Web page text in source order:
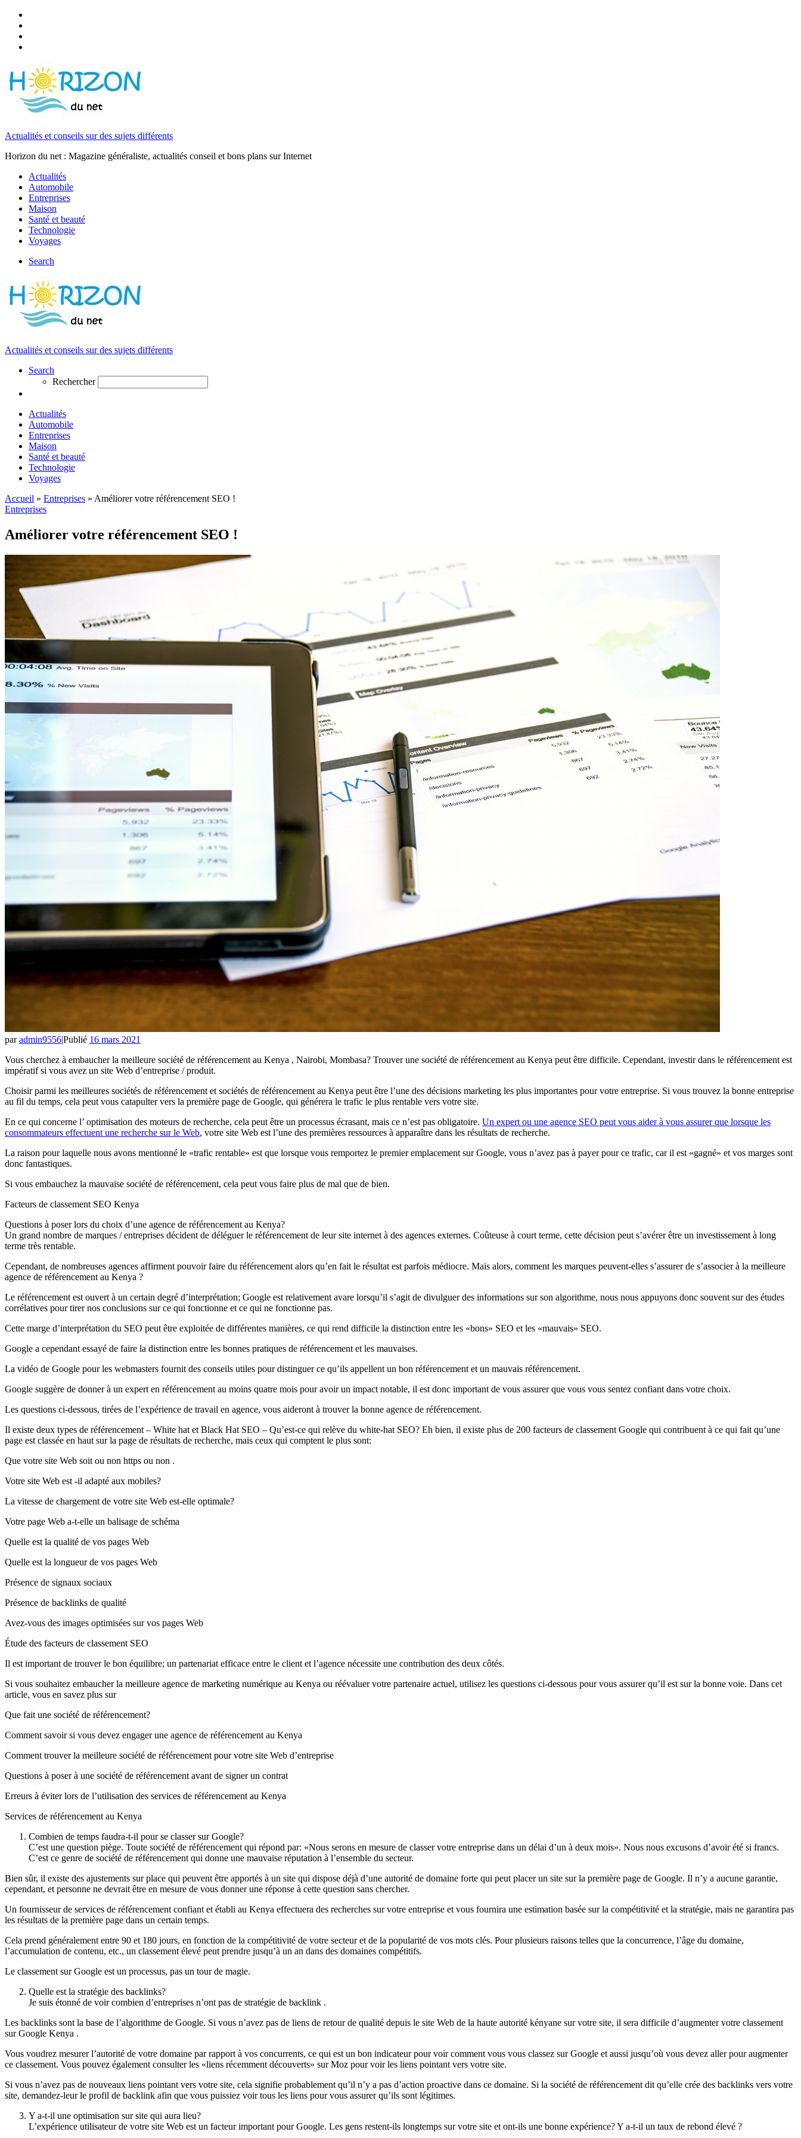
Actualités et conseils sur des sujets différents
Horizon du net : Magazine généraliste, actualités conseil et bons plans sur Internet
Actualités
Automobile
Entreprises
Maison
Santé et beauté
Technologie
Voyages
Search
Actualités et conseils sur des sujets différents
Search
Rechercher
Actualités
Automobile
Entreprises
Maison
Santé et beauté
Technologie
Voyages
Accueil » Entreprises » Améliorer votre référencement SEO !
Entreprises
Améliorer votre référencement SEO !
paradmin9556|Publié 16 mars 2021
Vous cherchez à embaucher la meilleure société de référencement au Kenya , Nairobi, Mombasa? Trouver une société de référencement au Kenya peut être difficile. Cependant, investir dans le référencement est
impératif si vous avez un site Web d’entreprise / produit.
Choisir parmi les meilleures sociétés de référencement et sociétés de référencement au Kenya peut être l’une des décisions marketing les plus importantes pour votre entreprise. Si vous trouvez la bonne entreprise
au fil du temps, cela peut vous catapulter vers la première page de Google, qui générera le trafic le plus rentable vers votre site.
En ce qui concerne l’ optimisation des moteurs de recherche, cela peut être un processus écrasant, mais ce n’est pas obligatoire. Un expert ou une agence SEO peut vous aider à vous assurer que lorsque les
consommateurs effectuent une recherche sur le Web, votre site Web est l’une des premières ressources à apparaître dans les résultats de recherche.
La raison pour laquelle nous avons mentionné le «trafic rentable» est que lorsque vous remportez le premier emplacement sur Google, vous n’avez pas à payer pour ce trafic, car il est «gagné» et vos marges sont
donc fantastiques.
Si vous embauchez la mauvaise société de référencement, cela peut vous faire plus de mal que de bien.
Facteurs de classement SEO Kenya
Questions à poser lors du choix d’une agence de référencement au Kenya?
Un grand nombre de marques / entreprises décident de déléguer le référencement de leur site internet à des agences externes. Coûteuse à court terme, cette décision peut s’avérer être un investissement à long
terme très rentable.
Cependant, de nombreuses agences affirment pouvoir faire du référencement alors qu’en fait le résultat est parfois médiocre. Mais alors, comment les marques peuvent-elles s’assurer de s’associer à la meilleure
agence de référencement au Kenya ?
Le référencement est ouvert à un certain degré d’interprétation; Google est relativement avare lorsqu’il s’agit de divulguer des informations sur son algorithme, nous nous appuyons donc souvent sur des études
corrélatives pour tirer nos conclusions sur ce qui fonctionne et ce qui ne fonctionne pas.
Cette marge d’interprétation du SEO peut être exploitée de différentes manières, ce qui rend difficile la distinction entre les «bons» SEO et les «mauvais» SEO.
Google a cependant essayé de faire la distinction entre les bonnes pratiques de référencement et les mauvaises.
La vidéo de Google pour les webmasters fournit des conseils utiles pour distinguer ce qu’ils appellent un bon référencement et un mauvais référencement.
Google suggère de donner à un expert en référencement au moins quatre mois pour avoir un impact notable, il est donc important de vous assurer que vous vous sentez confiant dans votre choix.
Les questions ci-dessous, tirées de l’expérience de travail en agence, vous aideront à trouver la bonne agence de référencement.
Il existe deux types de référencement – White hat et Black Hat SEO – Qu’est-ce qui relève du white-hat SEO? Eh bien, il existe plus de 200 facteurs de classement Google qui contribuent à ce qui fait qu’une
page est classée en haut sur la page de résultats de recherche, mais ceux qui comptent le plus sont:
Que votre site Web soit ou non https ou non .
Votre site Web est -il adapté aux mobiles?
La vitesse de chargement de votre site Web est-elle optimale?
Votre page Web a-t-elle un balisage de schéma
Quelle est la qualité de vos pages Web
Quelle est la longueur de vos pages Web
Présence de signaux sociaux
Présence de backlinks de qualité
Avez-vous des images optimisées sur vos pages Web
Étude des facteurs de classement SEO
Il est important de trouver le bon équilibre; un partenariat efficace entre le client et l’agence nécessite une contribution des deux côtés.
Si vous souhaitez embaucher la meilleure agence de marketing numérique au Kenya ou réévaluer votre partenaire actuel, utilisez les questions ci-dessous pour vous assurer qu’il est sur la bonne voie. Dans cet
article, vous en savez plus sur
Que fait une société de référencement?
Comment savoir si vous devez engager une agence de référencement au Kenya
Comment trouver la meilleure société de référencement pour votre site Web d’entreprise
Questions à poser à une société de référencement avant de signer un contrat
Erreurs à éviter lors de l’utilisation des services de référencement au Kenya
Services de référencement au Kenya
Combien de temps faudra-t-il pour se classer sur Google?
C’est une question piège. Toute société de référencement qui répond par: «Nous serons en mesure de classer votre entreprise dans un délai d’un à deux mois». Nous nous excusons d’avoir été si francs.
C’est ce genre de société de référencement qui donne une mauvaise réputation à l’ensemble du secteur.
Bien sûr, il existe des ajustements sur place qui peuvent être apportés à un site qui dispose déjà d’une autorité de domaine forte qui peut placer un site sur la première page de Google. Il n’y a aucune garantie,
cependant, et personne ne devrait être en mesure de vous donner une réponse à cette question sans chercher.
Un fournisseur de services de référencement confiant et établi au Kenya effectuera des recherches sur votre entreprise et vous fournira une estimation basée sur la compétitivité et la stratégie, mais ne garantira pas
les résultats de la première page dans un certain temps.
Cela prend généralement entre 90 et 180 jours, en fonction de la compétitivité de votre secteur et de la popularité de vos mots clés. Pour plusieurs raisons telles que la concurrence, l’âge du domaine,
l’accumulation de contenu, etc., un classement élevé peut prendre jusqu’à un an dans des domaines compétitifs.
Le classement sur Google est un processus, pas un tour de magie.
Quelle est la stratégie des backlinks?
Je suis étonné de voir combien d’entreprises n’ont pas de stratégie de backlink .
Les backlinks sont la base de l’algorithme de Google. Si vous n’avez pas de liens de retour de qualité depuis le site Web de la haute autorité kényane sur votre site, il sera difficile d’augmenter votre classement
sur Google Kenya .
Vous voudrez mesurer l’autorité de votre domaine par rapport à vos concurrents, ce qui est un bon indicateur pour voir comment vous vous classez sur Google et aussi jusqu’où vous devez aller pour augmenter
ce classement. Vous pouvez également consulter les «liens récemment découverts» sur Moz pour voir les liens pointant vers votre site.
Si vous n’avez pas de nouveaux liens pointant vers votre site, cela signifie probablement qu’il n’y a pas d’action proactive dans ce domaine. Si la société de référencement dit qu’elle crée des backlinks vers votre
site, demandez-leur le profil de backlink afin que vous puissiez voir tous les liens pour vous assurer qu’ils sont légitimes.
Y a-t-il une optimisation sur site qui aura lieu?
L’expérience utilisateur de votre site Web est un facteur important pour Google. Les gens restent-ils longtemps sur votre site et ont-ils une bonne expérience? Y a-t-il un taux de rebond élevé ?